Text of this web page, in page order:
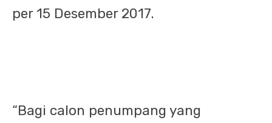
per 15 Desember 2017.
“Bagi calon penumpang yang